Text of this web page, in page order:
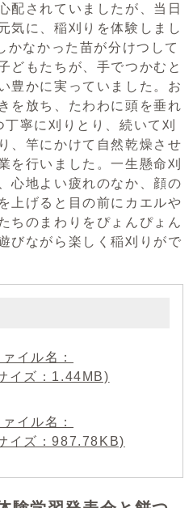
配されていましたが、当日
気に、稲刈りを体験しまし
かなかった苗が分けつして
どもたちが、手でつかむと
豊かに実っていました。お
を放ち、たわわに頭を垂れ
寧に刈りとり、続いて刈
、竿にかけて自然乾燥させ
を行いました。一生懸命刈
心地よい疲れのなか、顔の
上げると目の前にカエルや
ちのまわりをぴょんぴょん
びながら楽しく稲刈りがで
イル名：
イズ：1.44MB)
イル名：
イズ：987.78KB)